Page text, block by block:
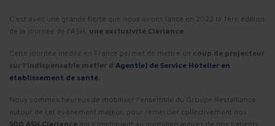
C’est avec une grande fierté que nous avons lancé en 2022 la 1ère édition
de la journée de l’ASH, une exclusivité Clériance
Cette journée inédite en France permet de mettre un coup de projecteur
sur l’indispensable métier d’Agent(e) de Service Hôtelier en
établissement de santé.
Nous sommes heureux de mobiliser l’ensemble du Groupe Restalliance
autour de cet évènement majeur, pour remercier collectivement nos
500 ASH Cleriance qui s’impliquent au quotidien auprès de nos patients